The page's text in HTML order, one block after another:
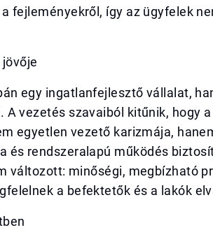
fejleményekről, így az ügyfelek
egy ingatlanfejlesztő vállalat,
A vezetés szavaiból kitűnik, hogy
egyetlen vezető karizmája,
és rendszeralapú működés
változott: minőségi, megbízható
a befektetők és a lakók